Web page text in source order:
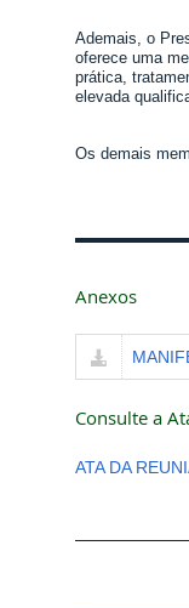
Ademais, o
oferece uma
prática,
elevada
Os demais
Anexos
Consulte a
ATA DA